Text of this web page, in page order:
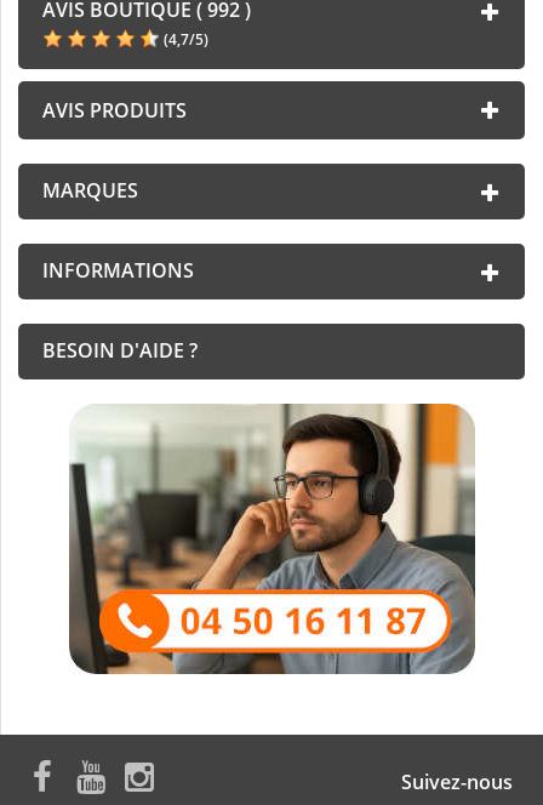
AVIS BOUTIQUE ( 992 )
(4,7/5)
AVIS PRODUITS
MARQUES
INFORMATIONS
BESOIN D'AIDE ?
Suivez-nous